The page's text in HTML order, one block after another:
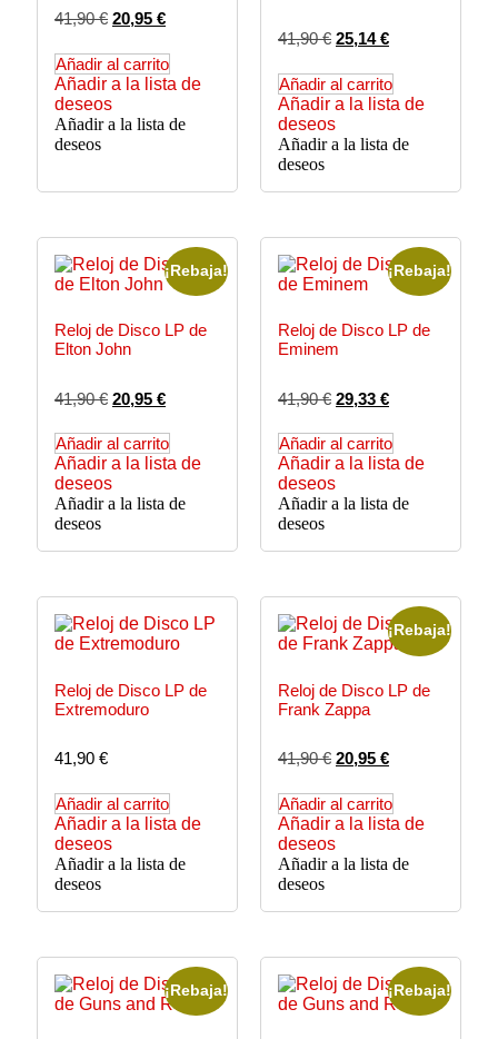
41,90€ 20,95 €
Añadir al carrito
Añadir a la lista de
deseos
Añadir a la lista de
deseos
41,90€ 25,14€
Añadir al carrito
Añadir a la lista de
deseos
Añadir a la lista de
deseos
¡Rebaja!
Reloj de Disco LP de
Elton John
41,90€ 20,95 €
Añadir al carrito
Añadir a la lista de
deseos
Añadir a la lista de
deseos
¡Rebaja!
Reloj de Disco LP de
Eminem
41,90€ 29,33 €
Añadir al carrito
Añadir a la lista de
deseos
Añadir a la lista de
deseos
Reloj de Disco LP de
Extremoduro
41,90 €
Añadir al carrito
Añadir a la lista de
deseos
Añadir a la lista de
deseos
¡Rebaja!
Reloj de Disco LP de
Frank Zappa
41,90€ 20,95 €
Añadir al carrito
Añadir a la lista de
deseos
Añadir a la lista de
deseos
¡Rebaja! ¡Rebaja!